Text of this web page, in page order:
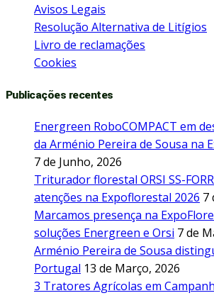
Avisos Legais
Resolução Alternativa de Litígios
Livro de reclamações
Cookies
Publicações recentes
Energreen RoboCOMPACT em
da Arménio Pereira de Sousa na
7 de Junho, 2026
Triturador florestal ORSI SS-
atenções na Expoflorestal 2026 7
Marcamos presença na
soluções Energreen e Orsi 7 de
Arménio Pereira de Sousa
Portugal 13 de Março, 2026
3 Tratores Agrícolas em